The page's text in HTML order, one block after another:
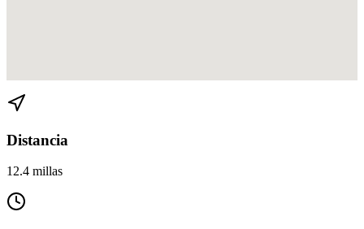
Distancia
12.4 millas